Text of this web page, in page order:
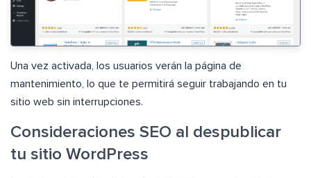
Una vez activada, los usuarios verán la página de
mantenimiento, lo que te permitirá seguir trabajando en tu
sitio web sin interrupciones.
Consideraciones SEO al despublicar
tu sitio WordPress